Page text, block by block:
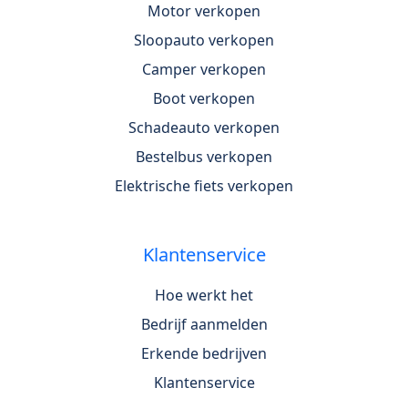
Motor verkopen
Sloopauto verkopen
Camper verkopen
Boot verkopen
Schadeauto verkopen
Bestelbus verkopen
Elektrische fiets verkopen
Klantenservice
Hoe werkt het
Bedrijf aanmelden
Erkende bedrijven
Klantenservice